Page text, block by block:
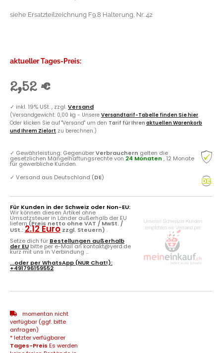
siehe Ersatzteilzeichnung F9.8 Halterung, Nr. 42
aktueller Tages-Preis:
2,52 €
✓ inkl. 19% USt. , zzgl.Versand
(Versandgewicht: 0,00 kg - Unsere Versandtarif-Tabelle finden Sie hier.
Oder klicken Sie auf "Versand" um den Tarif für Ihren aktuellen Warenkorb
und Ihrem Zielort zu berechnen.)
✓ Gewährleistung: GegenüberVerbrauchern gelten die
gesetzlichen Mängelhaftungsrechte von 24 Monaten , 12 Monate
für gewerbliche Kunden.
✓ Versand aus Deutschland (DE)
Für Kunden in der Schweiz oder Non-EU:
Wir können diesen Artikel ohne
Umsatzsteuer in Länder außerhalb der EU
liefern (Preis netto ohne VAT / MwSt. /
USt.: 2.12 Euro zzgl. Steuern) .
Setze dich für Bestellungen außerhalb
der EU bitte per e-Mail an kontakt@yerd.de
kurz mit uns in Verbindung ...
...oder perWhatsApp (NUR Chat!):
+491796159552
momentan nicht
verfügbar (ggf. bitte
anfragen)
* letzter verfügbarer
Tages-Preis Es werden